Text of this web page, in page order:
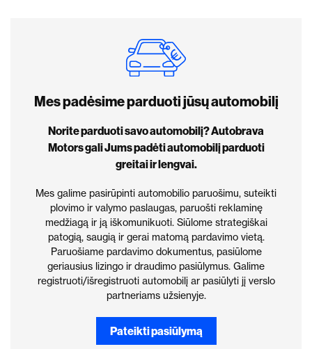
Mes padėsime parduoti jūsų automobilį
Norite parduoti savo automobilį? Autobrava
Motors gali Jums padėti automobilį parduoti
greitai ir lengvai.
Mes galime pasirūpinti automobilio paruošimu, suteikti
plovimo ir valymo paslaugas, paruošti reklaminę
medžiagą ir ją iškomunikuoti. Siūlome strategiškai
patogią, saugią ir gerai matomą pardavimo vietą.
Paruošiame pardavimo dokumentus, pasiūlome
geriausius lizingo ir draudimo pasiūlymus. Galime
registruoti/išregistruoti automobilį ar pasiūlyti jį verslo
partneriams užsienyje.
Pateikti pasiūlymą